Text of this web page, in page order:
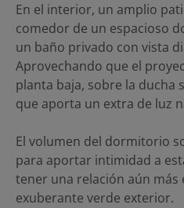
En el interior, un amplio
comedor de un espacioso
un baño privado con vista
Aprovechando que el
planta baja, sobre la ducha
que aporta un extra de luz
El volumen del dormitorio
para aportar intimidad a
tener una relación aún más
exuberante verde exterior.